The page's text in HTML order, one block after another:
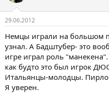
29.06.2012
Немцы играли на большом
узнал. А Бадштубер- это
игре играл роль
как будто это был игрок
Итальянцы-молодцы.
Я уверен.